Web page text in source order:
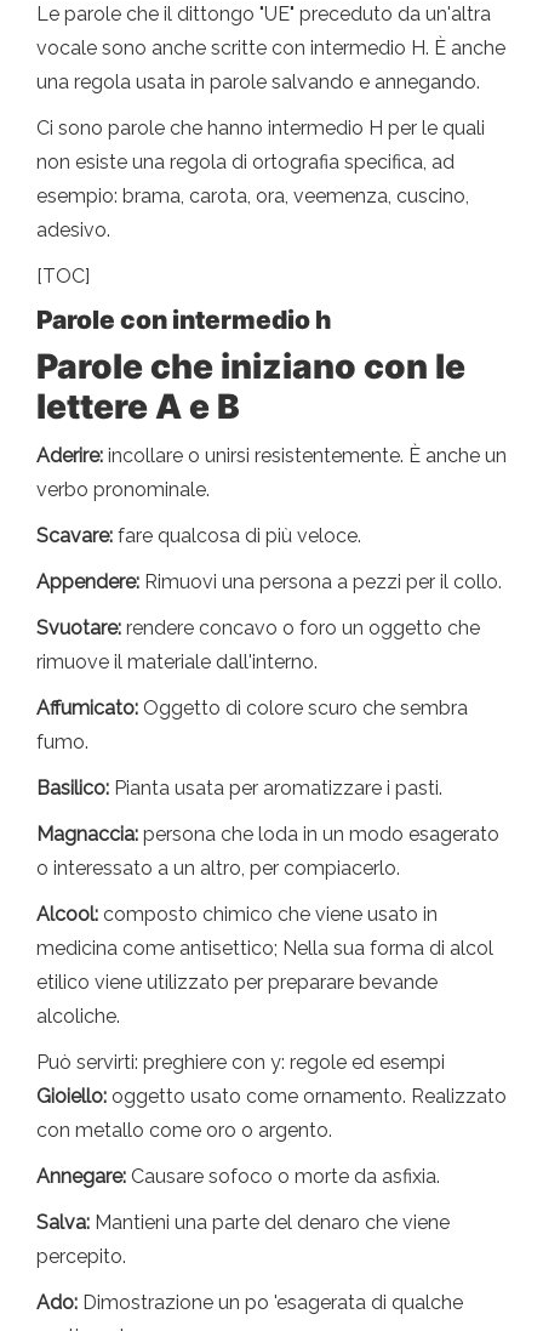
Le parole che il dittongo "UE" preceduto da un'altra
vocale sono anche scritte con intermedio H. È anche
una regola usata in parole salvando e annegando.
Ci sono parole che hanno intermedio H per le quali
non esiste una regola di ortografia specifica, ad
esempio: brama, carota, ora, veemenza, cuscino,
adesivo.
[TOC]
Parole con intermedio h
Parole che iniziano con le
lettere A e B
Aderire: incollare o unirsi resistentemente. È anche un
verbo pronominale.
Scavare: fare qualcosa di più veloce.
Appendere: Rimuovi una persona a pezzi per il collo.
Svuotare: rendere concavo o foro un oggetto che
rimuove il materiale dall'interno.
Affumicato: Oggetto di colore scuro che sembra
fumo.
Basilico: Pianta usata per aromatizzare i pasti.
Magnaccia: persona che loda in un modo esagerato
o interessato a un altro, per compiacerlo.
Alcool: composto chimico che viene usato in
medicina come antisettico; Nella sua forma di alcol
etilico viene utilizzato per preparare bevande
alcoliche.
Può servirti: preghiere con y: regole ed esempi
Gioiello: oggetto usato come ornamento. Realizzato
con metallo come oro o argento.
Annegare: Causare sofoco o morte da asfixia.
Salva: Mantieni una parte del denaro che viene
percepito.
Ado: Dimostrazione un po 'esagerata di qualche